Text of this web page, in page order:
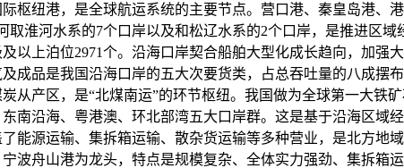
枢纽港，是全球航运系统的主要节点。营口港、秦皇岛港、
淮河水系的7个口岸以及和松辽水系的2个口岸，是推进区
以上泊位2971个。沿海口岸契合船舶大型化成长趋向，加
成品是我国沿海口岸的五大次要货类，占总吞吐量的八成摆
从产区，是“北煤南运”的环节枢纽。我国做为全球第一大铁
南沿海、粤港澳、环北部湾五大口岸群。这是基于沿海区域
能源运输、集拆箱运输、散杂货运输等多种营业，是北方地
波舟山港为龙头，特点是规模复杂、全体实力强劲、集拆箱